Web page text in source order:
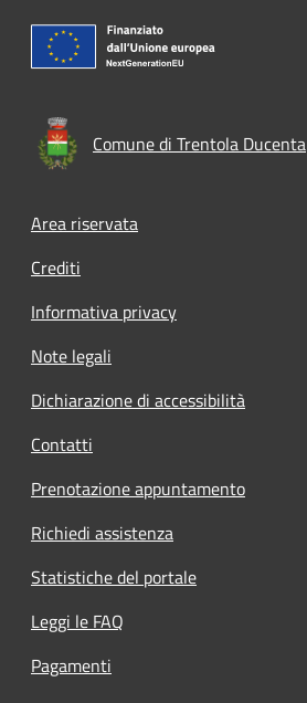
Comune di Trentola Ducenta
Footer menu
Area riservata
Crediti
Informativa privacy
Note legali
Dichiarazione di accessibilità
Contatti
Prenotazione appuntamento
Richiedi assistenza
Statistiche del portale
Leggi le FAQ
Pagamenti